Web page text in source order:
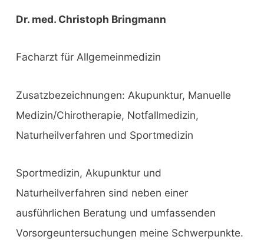
Dr. med. Christoph Bringmann
Facharzt für Allgemeinmedizin
Zusatzbezeichnungen: Akupunktur, Manuelle
Medizin/Chirotherapie, Notfallmedizin,
Naturheilverfahren und Sportmedizin
Sportmedizin, Akupunktur und
Naturheilverfahren sind neben einer
ausführlichen Beratung und umfassenden
Vorsorgeuntersuchungen meine Schwerpunkte.